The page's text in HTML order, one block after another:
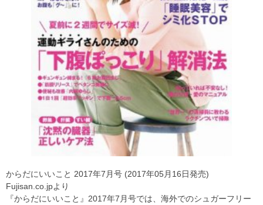
からだにいいこと 2017年7月号 (2017年05月16日発売)
Fujisan.co.jpより
『からだにいいこと』2017年7月号では、海外でのシュガーフリー